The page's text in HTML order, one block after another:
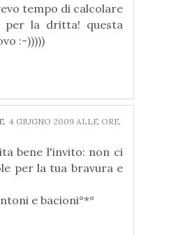
tempo di calcolare
per la dritta! questa
:-)))))
4 GIUGNO 2009 ALLE ORE
bene l'invito: non ci
per la tua bravura e
e bacioni°*°